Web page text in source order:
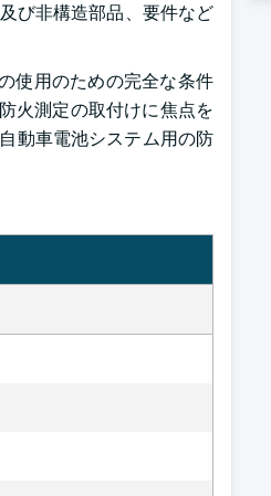
び非構造部品、要件など
使用のための完全な条件
火測定の取付けに焦点を
動車電池システム用の防